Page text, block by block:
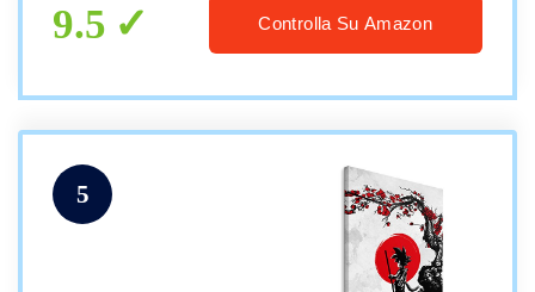
9.5 Controlla Su Amazon
5